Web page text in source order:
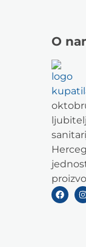
O